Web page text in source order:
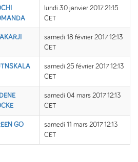
lundi 30 janvier 2017 21:15
CET
samedi 18 février 2017 12:13
CET
samedi 25 février 2017 12:13
CET
samedi 04 mars 2017 12:13
CET
GO
samedi 11 mars 2017 12:13
CET